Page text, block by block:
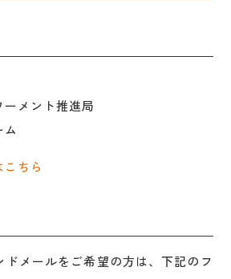
ーメント推進局
ちら
ドメールをご希望の方は、下記のフ